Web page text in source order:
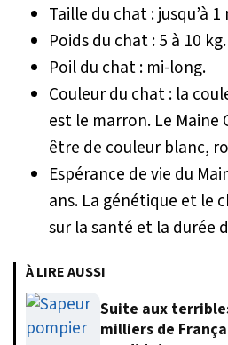
Taille du chat : jusqu’à
Poids du chat : 5 à 10 kg.
Poil du chat : mi-long.
Couleur du chat : la
est le marron. Le
être de couleur blanc,
Espérance de vie du
ans. La génétique et le
sur la santé et la durée
À LIRE AUSSI
Suite aux
milliers de